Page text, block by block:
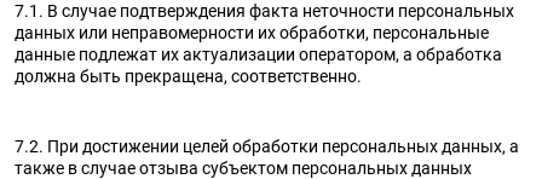
7.1. В случае подтверждения факта неточности персональных
данных или неправомерности их обработки, персональные
данные подлежат их актуализации оператором, а обработка
должна быть прекращена, соответственно.
7.2. При достижении целей обработки персональных данных, а
также в случае отзыва субъектом персональных данных